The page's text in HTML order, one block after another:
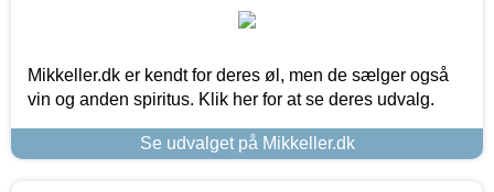
Mikkeller.dk er kendt for deres øl, men de sælger også
vin og anden spiritus. Klik her for at se deres udvalg.
Se udvalget på Mikkeller.dk